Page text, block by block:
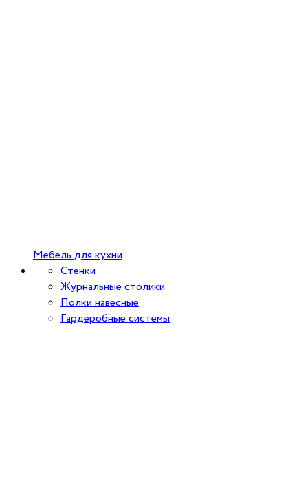
Мебель для кухни
Стенки
Журнальные столики
Полки навесные
Гардеробные системы